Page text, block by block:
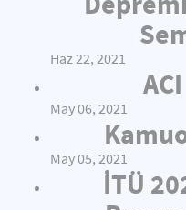
Haz 22, 2021
May 06, 2021
May 05, 2021
İTÜ